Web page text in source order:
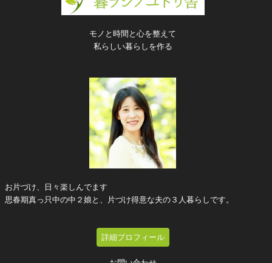
モノと時間と心を整えて
私らしい暮らしを作る
お片づけ、日々楽しんでます
思春期真っ只中の中２娘と、片づけ得意な夫の３人暮らしです。
詳細プロフィール